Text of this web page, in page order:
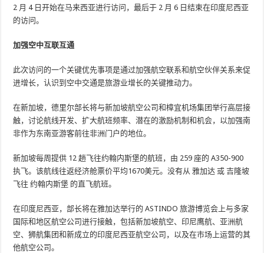
2 月 4 日开始在马来西亚进行访问，最后于 2 月 6 日结束在印度尼西亚
的访问。
加强空中互联互通
此次访问的一个关键优先事项是通过加强航空联系和航空伙伴关系来促
进增长，认识到空中交通是旅游业增长的关键推动力。
在新加坡，德里尔部长将与新加坡航空公司和樟宜机场集团举行高层接
触，讨论航线开发、扩大航班频率、潜在的激励机制和机会，以加强南
非作为东南亚游客前往非洲门户的地位。
新加坡每周提供 12 趟飞往约翰内斯堡的航班，由 259 座的 A350-900
执飞。该航线往返经济舱票价平均1670美元。没有从 雅加达 或 吉隆坡
飞往 约翰内斯堡 的直飞航班。
在印度尼西亚，部长将在雅加达举行的 ASTINDO 旅游博览会上与多家
国际和地区航空公司进行接触，包括新加坡航空、印尼鹰航、亚洲航
空、狮航集团和新成立的印度尼西亚航空公司，以及在市场上运营的其
他航空公司。